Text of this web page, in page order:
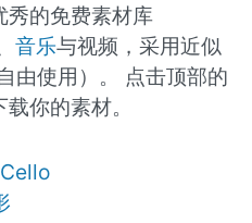
秀的免费素材库
音乐与视频，采用近似
使用）。 点击顶部的
你的素材。